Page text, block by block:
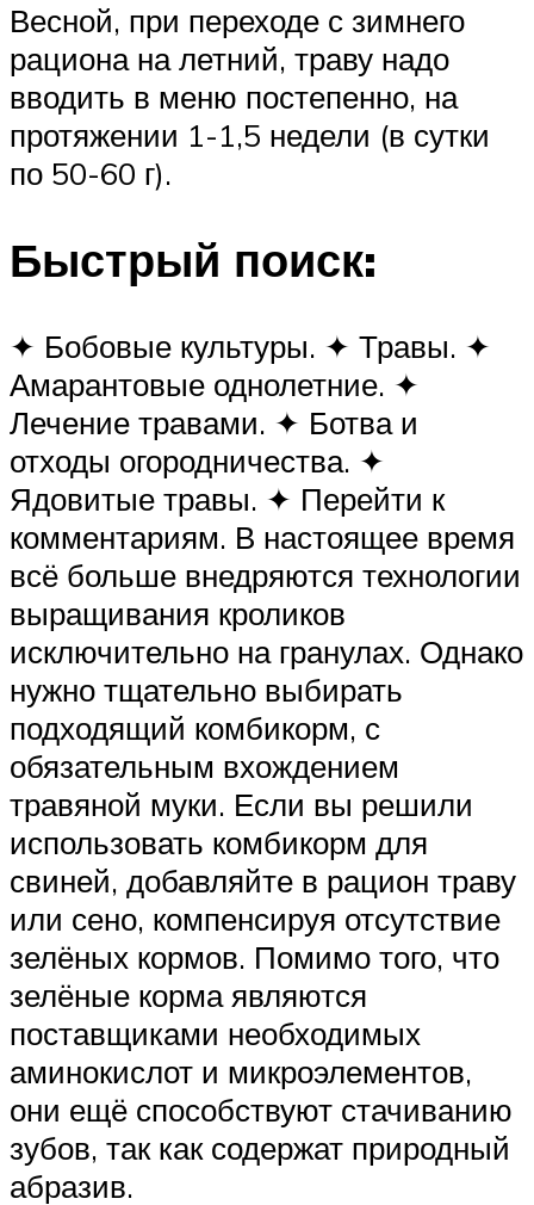
Весной, при переходе с зимнего
рациона на летний, траву надо
вводить в меню постепенно, на
протяжении 1-1,5 недели (в сутки
по 50-60 г).
Быстрый поиск:
✦ Бобовые культуры. ✦ Травы. ✦
Амарантовые однолетние. ✦
Лечение травами. ✦ Ботва и
отходы огородничества. ✦
Ядовитые травы. ✦ Перейти к
комментариям. В настоящее время
всё больше внедряются технологии
выращивания кроликов
исключительно на гранулах. Однако
нужно тщательно выбирать
подходящий комбикорм, с
обязательным вхождением
травяной муки. Если вы решили
использовать комбикорм для
свиней, добавляйте в рацион траву
или сено, компенсируя отсутствие
зелёных кормов. Помимо того, что
зелёные корма являются
поставщиками необходимых
аминокислот и микроэлементов,
они ещё способствуют стачиванию
зубов, так как содержат природный
абразив.